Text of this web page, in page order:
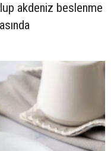
akdeniz beslenme